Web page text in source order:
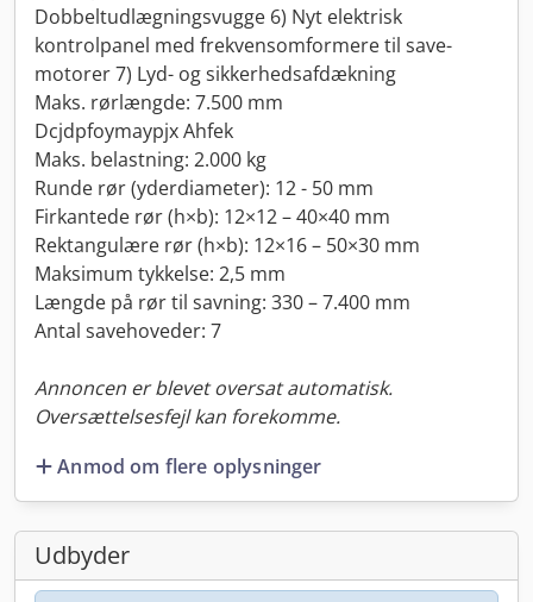
Dobbeltudlægningsvugge 6) Nyt elektrisk
kontrolpanel med frekvensomformere til save-
motorer 7) Lyd- og sikkerhedsafdækning
Maks. rørlængde: 7.500 mm
Dcjdpfoymaypjx Ahfek
Maks. belastning: 2.000 kg
Runde rør (yderdiameter): 12 - 50 mm
Firkantede rør (h×b): 12×12 – 40×40 mm
Rektangulære rør (h×b): 12×16 – 50×30 mm
Maksimum tykkelse: 2,5 mm
Længde på rør til savning: 330 – 7.400 mm
Antal savehoveder: 7
Annoncen er blevet oversat automatisk.
Oversættelsesfejl kan forekomme.
Anmod om flere oplysninger
Udbyder